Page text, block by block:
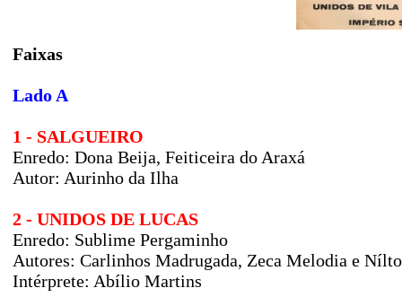
Faixas
Lado A
1 - SALGUEIRO
Enredo: Dona Beija, Feiticeira do Araxá
Autor: Aurinho da Ilha
2 - UNIDOS DE LUCAS
Enredo: Sublime Pergaminho
Autores: Carlinhos Madrugada, Zeca Melodia e
Intérprete: Abílio Martins